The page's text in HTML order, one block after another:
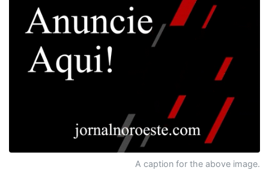
A caption for the above image.